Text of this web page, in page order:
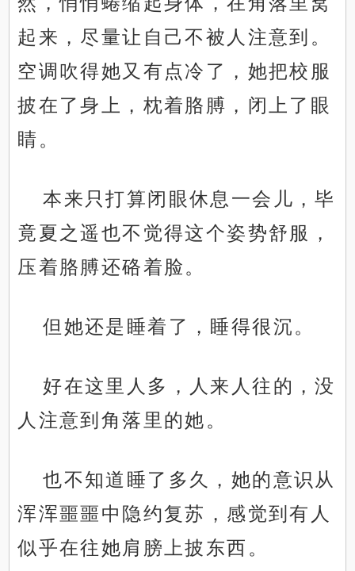
起来，尽量让自己不被人注意到。
空调吹得她又有点冷了，她把校服
披在了身上，枕着胳膊，闭上了眼
睛。
本来只打算闭眼休息一会儿，毕
竟夏之遥也不觉得这个姿势舒服，
压着胳膊还硌着脸。
但她还是睡着了，睡得很沉。
好在这里人多，人来人往的，没
人注意到角落里的她。
也不知道睡了多久，她的意识从
浑浑噩噩中隐约复苏，感觉到有人
似乎在往她肩膀上披东西。